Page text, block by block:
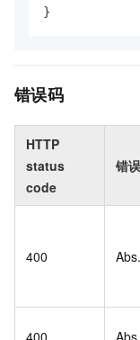
}
错误码
HTTP
status
code
错
400
400